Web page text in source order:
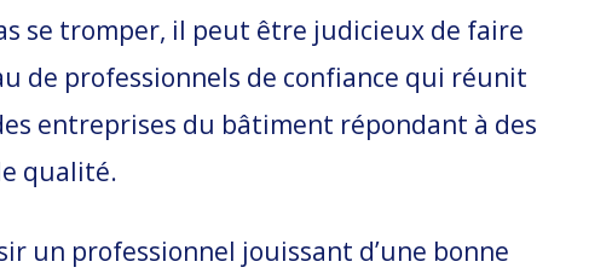
se tromper, il peut être judicieux de faire
de professionnels de confiance qui réunit
entreprises du bâtiment répondant à des
qualité.
un professionnel jouissant d’une bonne